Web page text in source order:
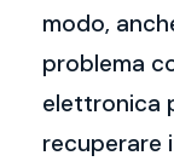
modo,
problema
elettronica
recuperare